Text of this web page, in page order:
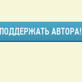
ПОДДЕРЖАТЬ АВТОРА!